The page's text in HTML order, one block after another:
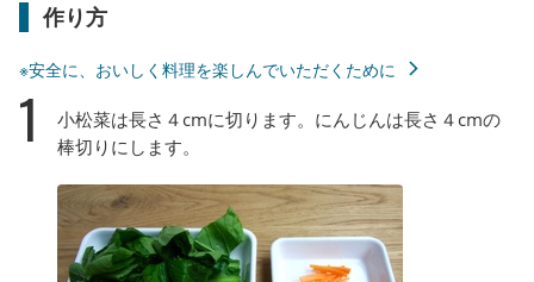
作り方
※安全に、おいしく料理を楽しんでいただくために
1
小松菜は長さ４cmに切ります。にんじんは長さ４cmの
棒切りにします。